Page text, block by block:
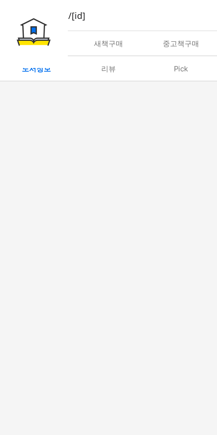
book/rent/[id]
대여 새책구매 중고책구매
도서정보 리뷰 Pick